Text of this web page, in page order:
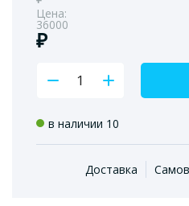
Цена:
36000
₽
в наличии 10
Доставка